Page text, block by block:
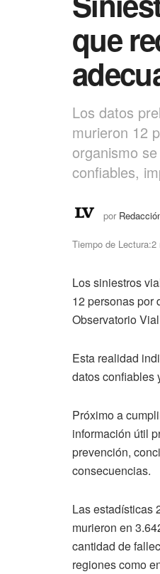
que
Los datos
murieron 12
organismo
confiables,
por
Tiempo de Lectura:2
Los siniestros
12 personas por
Observatorio
Esta realidad
datos confiables
Próximo a
información útil
prevención,
consecuencias.
Las estadísticas
murieron en
cantidad de
regiones como